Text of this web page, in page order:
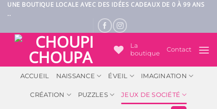
Passer
au
UNE BOUTIQUE LOCALE AVEC DES IDÉES CADEAUX DE 0 À 99 ANS
..
La
boutique
Contact
ACCUEIL NAISSANCE ÉVEIL IMAGINATION
CRÉATION PUZZLES JEUX DE SOCIÉTÉ